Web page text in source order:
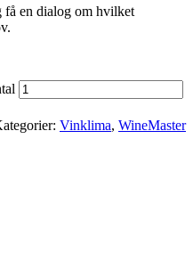
en dialog om hvilket
Vinklima, WineMaster